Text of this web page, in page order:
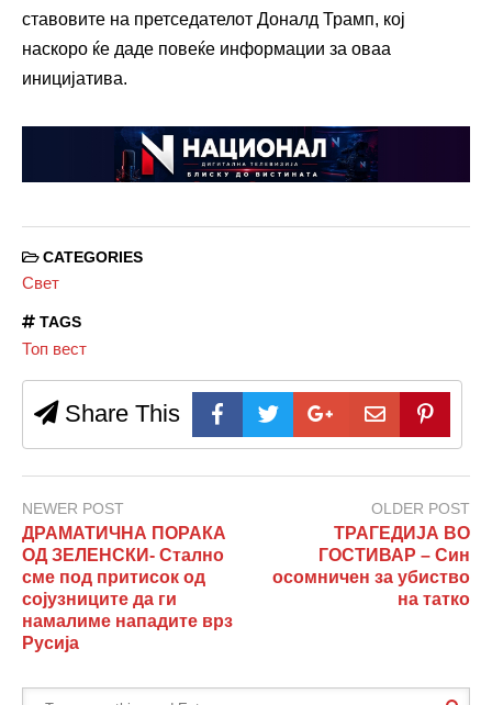
ставовите на претседателот Доналд Трамп, кој
наскоро ќе даде повеќе информации за оваа
иницијатива.
CATEGORIES
Свет
TAGS
Топ вест
Share This
NEWER POST
ДРАМАТИЧНА ПОРАКА
ОД ЗЕЛЕНСКИ- Стално
сме под притисок од
сојузниците да ги
намалиме нападите врз
Русија
OLDER POST
ТРАГЕДИЈА ВО
ГОСТИВАР – Син
осомничен за убиство
на татко